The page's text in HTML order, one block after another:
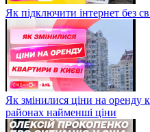
Як підключити інтернет без
Як змінилися ціни на оренду
районах найменші ціни